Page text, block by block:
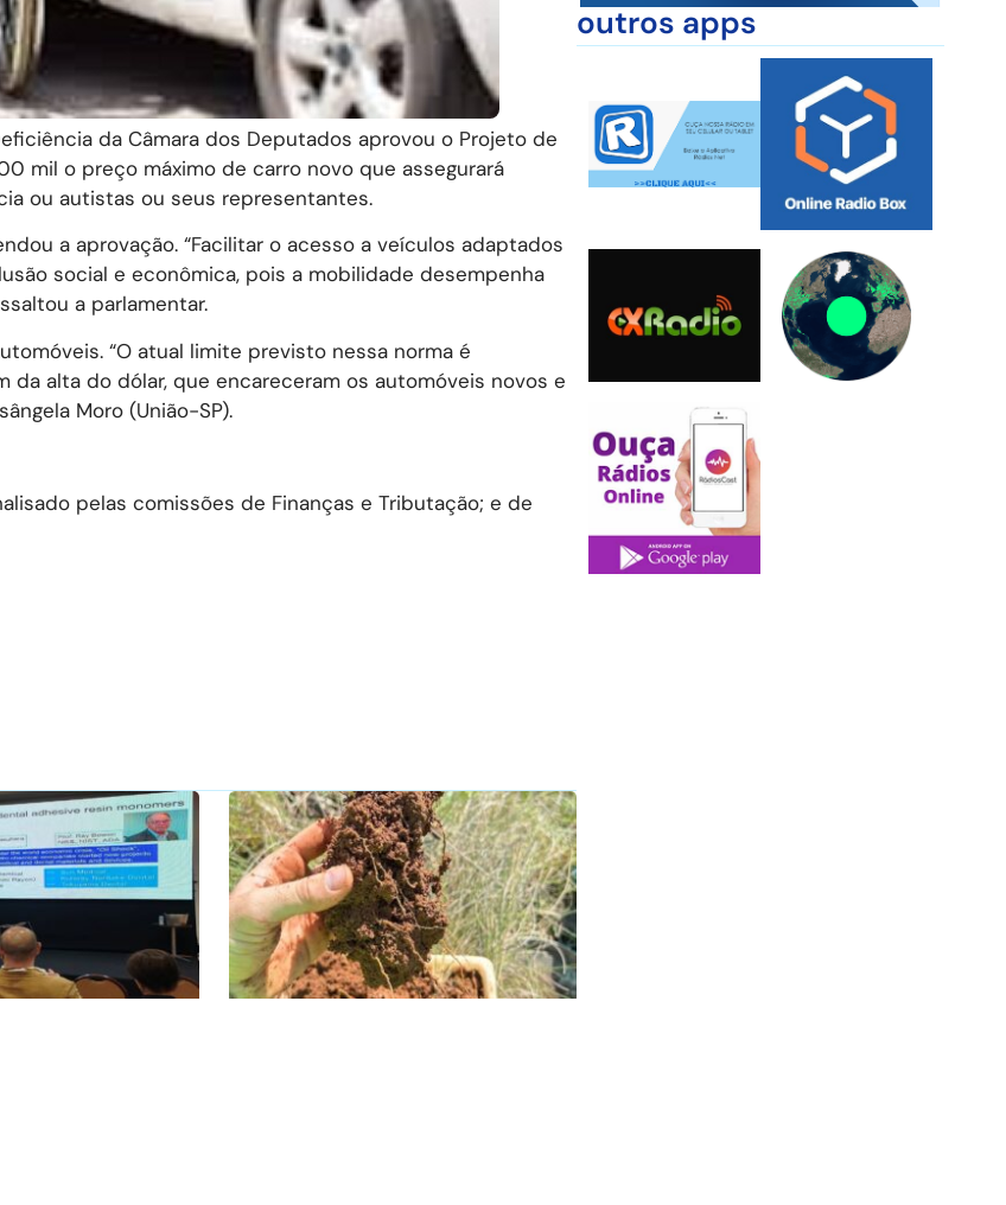
da Câmara dos Deputados aprovou o Projeto de
mil o preço máximo de carro novo que assegurará
ou autistas ou seus representantes.
a aprovação. “Facilitar o acesso a veículos adaptados
social e econômica, pois a mobilidade desempenha
a parlamentar.
“O atual limite previsto nessa norma é
alta do dólar, que encareceram os automóveis novos e
Moro (União-SP).
pelas comissões de Finanças e Tributação; e de
outros apps